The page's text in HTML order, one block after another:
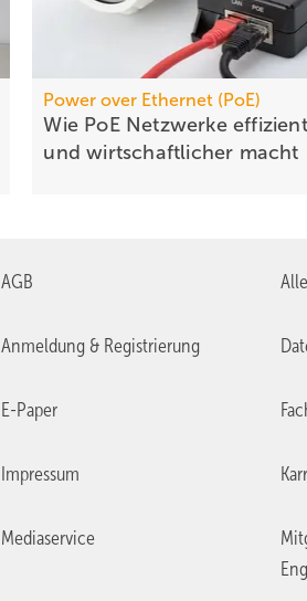
Power over Ethernet (PoE)
Wie PoE Netzwerke
und wirtschaftlicher macht
AGB
Anmeldung & Registrierung
E-Paper
Impressum
Mediaservice